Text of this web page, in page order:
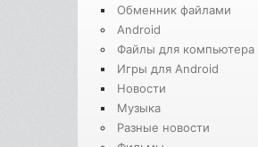
Обменник файлами
Android
Файлы для компьютера
Игры для Android
Новости
Музыка
Разные новости